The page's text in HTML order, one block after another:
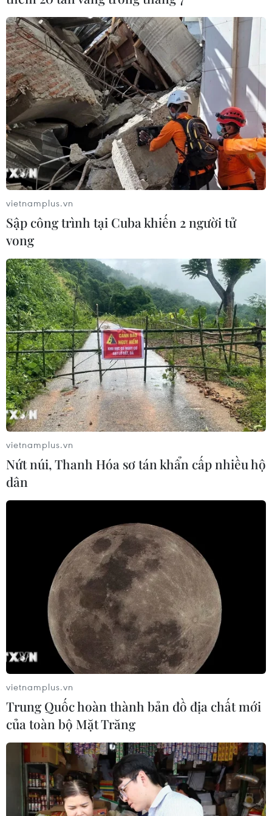
vietnamplus.vn
Sập công trình tại Cuba khiến 2 người tử
vong
vietnamplus.vn
Nứt núi, Thanh Hóa sơ tán khẩn cấp nhiều hộ
dân
vietnamplus.vn
Trung Quốc hoàn thành bản đồ địa chất mới
của toàn bộ Mặt Trăng